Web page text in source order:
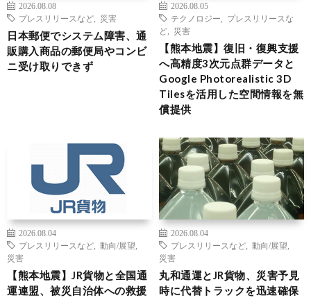
2026.08.08
プレスリリースなど
災害
日本郵便でシステム障害、通
販購入商品の郵便局やコンビ
ニ受け取りできず
2026.08.05
テクノロジー
プレスリリースな
ど
災害
【熊本地震】復旧・復興支援
へ高精度3次元点群データと
Google Photorealistic 3D
Tilesを活用した空間情報を無
償提供
2026.08.04
プレスリリースなど
動向/展望
災害
【熊本地震】JR貨物と全国通
運連盟、被災自治体への救援
2026.08.04
プレスリリースなど
動向/展望
災害
丸和通運とJR貨物、災害予見
時に代替トラックを迅速確保